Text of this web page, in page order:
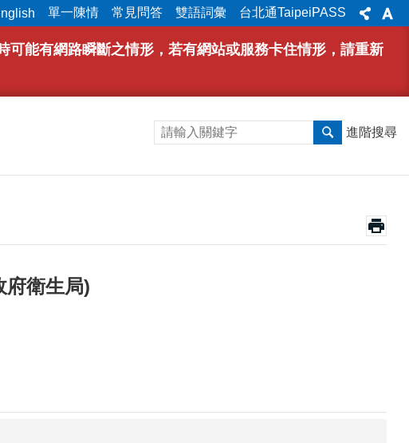
單一陳情 常見問答 雙語詞彙 台北通TaipeiPASS
能有網路瞬斷之情形，若有網站或服務卡住情形，請重新
進階搜尋
府衛生局)